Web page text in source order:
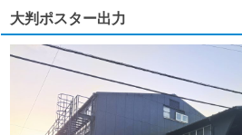
大判ポスター出力